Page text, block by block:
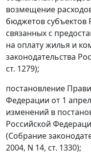
возмещение
бюджетов субъектов
связанных с
на оплату жилья и
законодательства
ст. 1279);
постановление
Федерации от 1
изменений в
Российской
(Собрание
2004, N 14, ст. 1330);